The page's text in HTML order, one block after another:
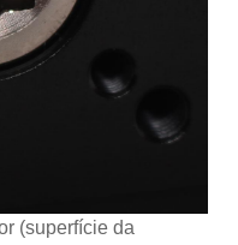
(superfície da